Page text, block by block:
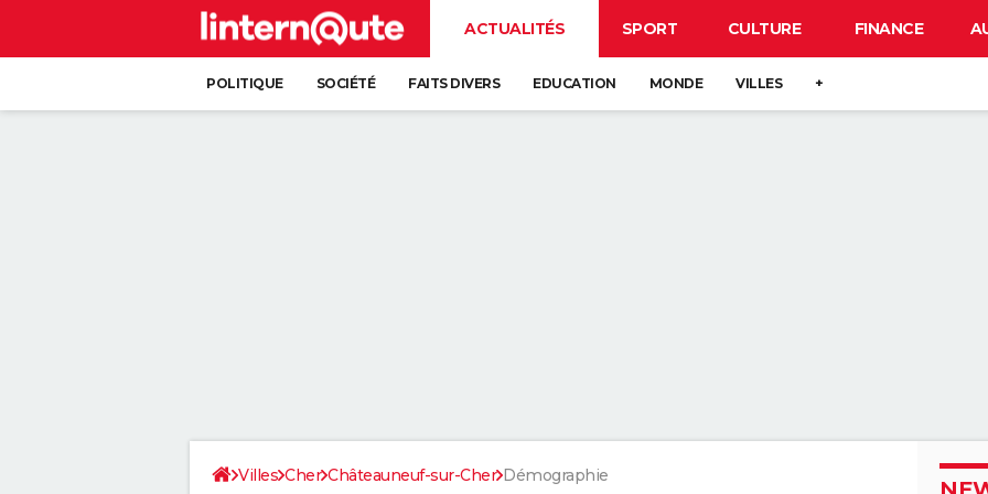
ACTUALITÉS SPORT CULTURE FINANCE
POLITIQUE SOCIÉTÉ FAITS DIVERS EDUCATION MONDE VILLES +
Villes Cher Châteauneuf-sur-Cher Démographie